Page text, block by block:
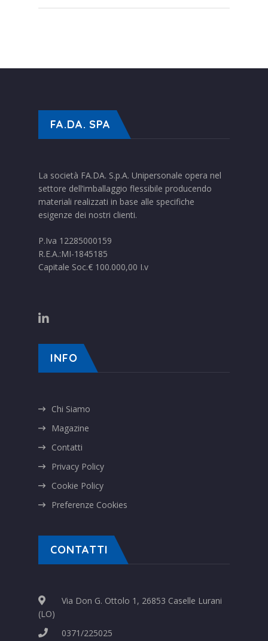
FA.DA. SPA
La società FA.DA. S.p.A. Unipersonale opera nel
settore dell’imballaggio flessibile producendo
materiali realizzati in base alle specifiche
esigenze dei nostri clienti.
P.Iva 12285000159
R.E.A.:MI-1845185
Capitale Soc.€ 100.000,00 I.v
INFO
Chi Siamo
Magazine
Contatti
Privacy Policy
Cookie Policy
Preferenze Cookies
CONTATTI
Via Don G. Ottolo 1, 26853 Caselle Lurani
(LO)
0371/225025